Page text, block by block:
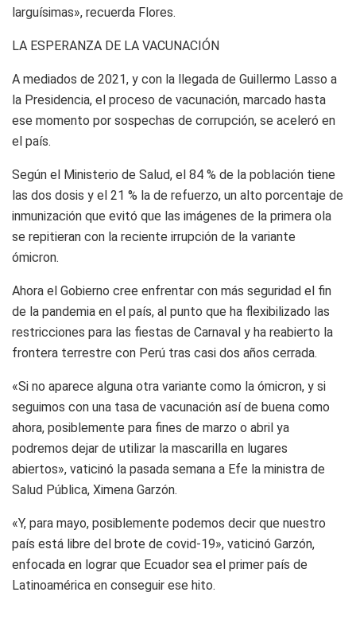
larguísimas», recuerda Flores.
LA ESPERANZA DE LA VACUNACIÓN
A mediados de 2021, y con la llegada de Guillermo Lasso a
la Presidencia, el proceso de vacunación, marcado hasta
ese momento por sospechas de corrupción, se aceleró en
el país.
Según el Ministerio de Salud, el 84 % de la población tiene
las dos dosis y el 21 % la de refuerzo, un alto porcentaje de
inmunización que evitó que las imágenes de la primera ola
se repitieran con la reciente irrupción de la variante
ómicron.
Ahora el Gobierno cree enfrentar con más seguridad el fin
de la pandemia en el país, al punto que ha flexibilizado las
restricciones para las fiestas de Carnaval y ha reabierto la
frontera terrestre con Perú tras casi dos años cerrada.
«Si no aparece alguna otra variante como la ómicron, y si
seguimos con una tasa de vacunación así de buena como
ahora, posiblemente para fines de marzo o abril ya
podremos dejar de utilizar la mascarilla en lugares
abiertos», vaticinó la pasada semana a Efe la ministra de
Salud Pública, Ximena Garzón.
«Y, para mayo, posiblemente podemos decir que nuestro
país está libre del brote de covid-19», vaticinó Garzón,
enfocada en lograr que Ecuador sea el primer país de
Latinoamérica en conseguir ese hito.